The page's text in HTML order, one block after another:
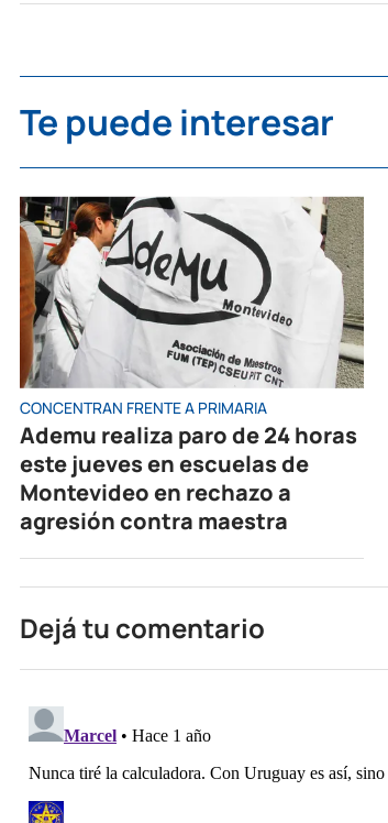
Te puede interesar
CONCENTRAN FRENTE A PRIMARIA
Ademu realiza paro de 24 horas
este jueves en escuelas de
Montevideo en rechazo a
agresión contra maestra
Dejá tu comentario